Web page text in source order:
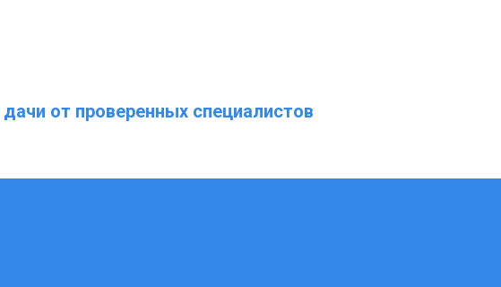
от проверенных специалистов